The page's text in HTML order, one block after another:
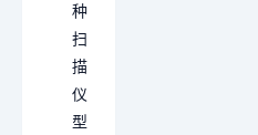
种
扫
描
仪
型